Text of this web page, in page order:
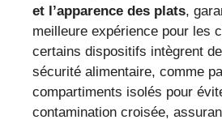
et l’apparence des plats,
meilleure expérience pour les
certains dispositifs intègrent
sécurité alimentaire, comme
compartiments isolés pour
contamination croisée,